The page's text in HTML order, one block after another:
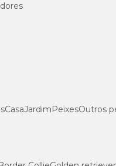
CasaJardimPeixesOutros